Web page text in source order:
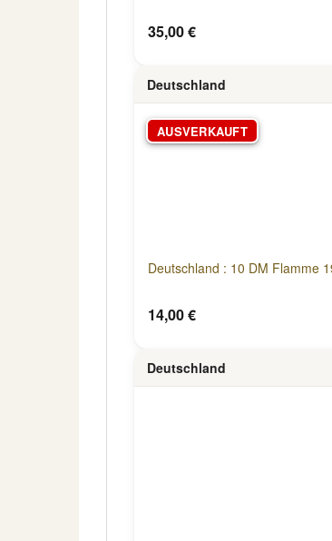
35,00 €
Deutschland
AUSVERKAUFT
Deutschland : 10 DM Flamme
14,00 €
Deutschland